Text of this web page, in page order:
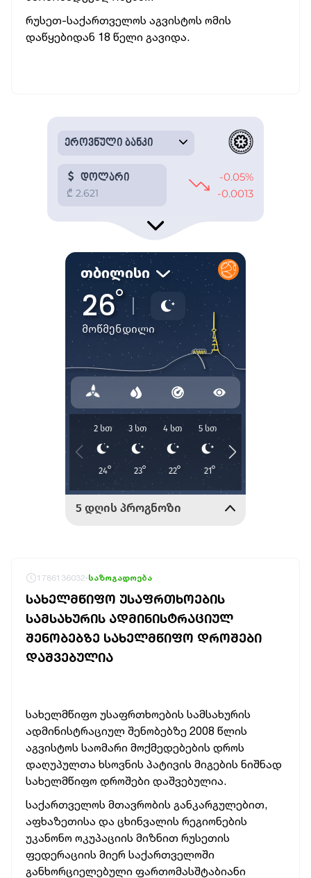
რუსეთ-საქართველოს აგვისტოს ომის
დაწყებიდან 18 წელი გავიდა.
1786136032 საზოგადოება
ᲡᲐᲮᲔᲚᲛᲬᲘᲤᲝ ᲣᲡᲐᲤᲠᲗᲮᲝᲔᲑᲘᲡ
ᲡᲐᲛᲡᲐᲮᲣᲠᲘᲡ ᲐᲓᲛᲘᲜᲘᲡᲢᲠᲐᲪᲘᲣᲚ
ᲨᲔᲜᲝᲑᲔᲑᲖᲔ ᲡᲐᲮᲔᲚᲛᲬᲘᲤᲝ ᲓᲠᲝᲨᲔᲑᲘ
ᲓᲐᲨᲕᲔᲑᲣᲚᲘᲐ
სახელმწიფო უსაფრთხოების სამსახურის
ადმინისტრაციულ შენობებზე 2008 წლის
აგვისტოს საომარი მოქმედებების დროს
დაღუპულთა ხსოვნის პატივის მიგების ნიშნად
სახელმწიფო დროშები დაშვებულია.
საქართველოს მთავრობის განკარგულებით,
აფხაზეთისა და ცხინვალის რეგიონების
უკანონო ოკუპაციის მიზნით რუსეთის
ფედერაციის მიერ საქართველოში
განხორციელებული ფართომასშტაბიანი